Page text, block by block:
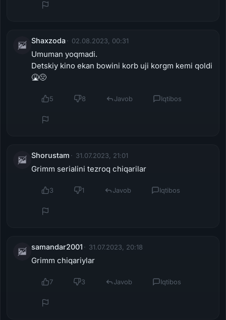
Shaxzoda 02.08.2023, 00:31
Umuman yoqmadi.
Detskiy kino ekan bowini korb uji korgm kemi qoldi
🤮🤢
5 8 Javob Iqtibos
Shorustam 31.07.2023, 21:01
Grimm serialini tezroq chiqarilar
3 1 Javob Iqtibos
samandar2001 31.07.2023, 20:18
Grimm chiqariylar
7 3 Javob Iqtibos